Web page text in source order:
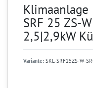
SRF 25 ZS-
2,5|2,9kW
Variante: SKL-SRF25ZS-W-